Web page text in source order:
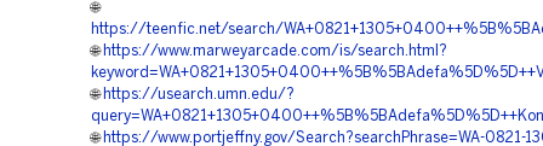
🌐
https://teenfic.net/search/
🌐 https://www.marweyarcade.com/is/search.html?
🌐 https://usearch.umn.edu/?
🌐 https://www.portjeffny.gov/Search?searchPhrase=WA-0821-